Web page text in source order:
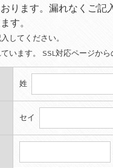
ります。漏れなくご記
す。
してください。
います。 SSL対応ページか
姓
セイ